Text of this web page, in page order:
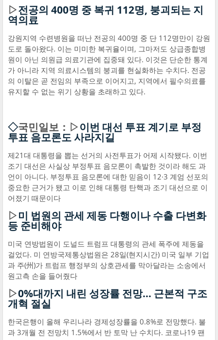
▷전공의 400명 중 복귀 112명, 붕괴되는 지
역의료
강원지역 수련병원을 떠난 전공의 400명 중 단 112명만이 강원
도로 돌아왔다. 이는 미미한 복귀율이며, 그마저도 상급종합병
원이 아닌 의원급 의료기관에 집중돼 있다. 이것은 단순한 통계
가 아니라 지역 의료시스템의 붕괴를 현실화하는 수치다. 전공
의 이탈은 곧 전임의 부족으로 이어지고, 지역에서 필수의료를
유지할 수 없는 위기 상황을 초래하고 있다.
◇국민일보：▷이번 대선 투표 계기로 부정
투표 음모론도 사라지길
제21대 대통령을 뽑는 선거의 사전투표가 어제 시작됐다. 이번
조기 대선은 사실상 부정투표 음모론이 촉발한 것이라 해도 과
언이 아니다. 부정투표 음모론에 대한 믿음이 12·3 계엄 선포의
중요한 근거가 됐고 이로 인해 대통령 탄핵과 조기 대선으로 이
어졌기 때문이다
▷미 법원의 관세 제동 다행이나 수출 다변화
등 준비해야
미국 연방법원이 도널드 트럼프 대통령의 관세 폭주에 제동을
걸었다. 미 연방국제통상법원은 28일(현지시간) 미국 일부 기업
과 주(州)가 트럼프 행정부의 상호관세를 막아달라는 소송에서
원고측 손을 들어줬다
▷0%대까지 내린 성장률 전망… 근본적 구조
개혁 절실
한국은행이 올해 우리나라 경제성장률을 0.8%로 전망했다. 불
과 3개월 전 전망치 1.5%에서 반 토막 난 수치다. 코로나19 팬